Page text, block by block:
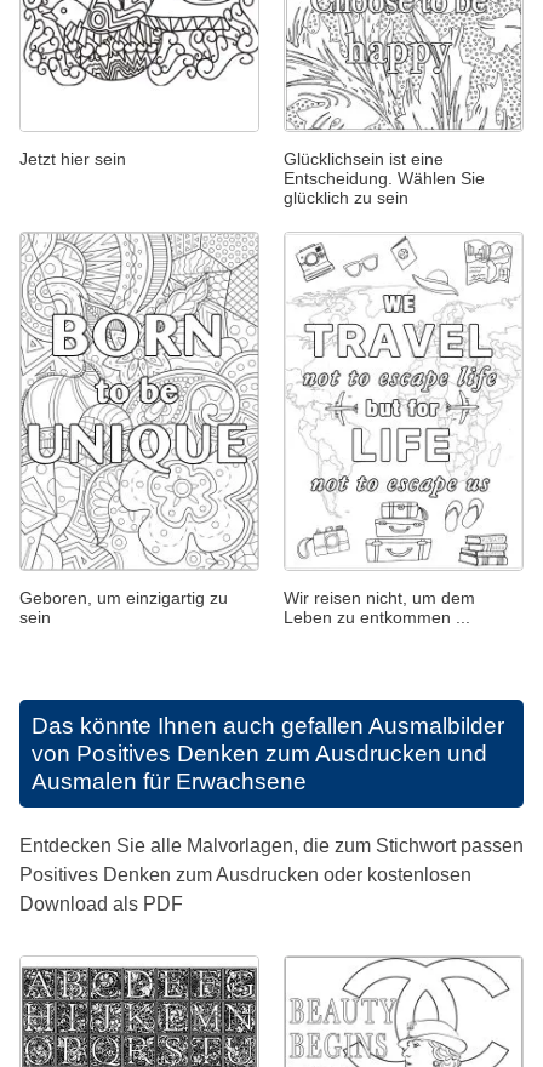
Jetzt hier sein
Glücklichsein ist eine
Entscheidung. Wählen Sie
glücklich zu sein
Geboren, um einzigartig zu
sein
Wir reisen nicht, um dem
Leben zu entkommen ...
Das könnte Ihnen auch gefallen Ausmalbilder
von Positives Denken zum Ausdrucken und
Ausmalen für Erwachsene
Entdecken Sie alle Malvorlagen, die zum Stichwort passen
Positives Denken zum Ausdrucken oder kostenlosen
Download als PDF